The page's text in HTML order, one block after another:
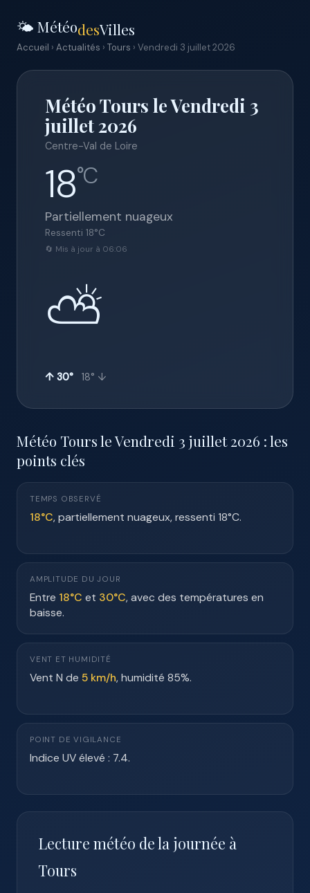
🌤️ MétéodesVilles
Accueil › Actualités › Tours › Vendredi 3 juillet 2026
Météo Tours le Vendredi 3
juillet 2026
Centre-Val de Loire
18°C
Partiellement nuageux
Ressenti 18°C
🔄 Mis à jour à 06:06
⛅
↑ 30° 18° ↓
Météo Tours le Vendredi 3 juillet 2026 : les
points clés
TEMPS OBSERVÉ
18°C, partiellement nuageux, ressenti 18°C.
AMPLITUDE DU JOUR
Entre 18°C et 30°C, avec des températures en
baisse.
VENT ET HUMIDITÉ
Vent N de 5 km/h, humidité 85%.
POINT DE VIGILANCE
Indice UV élevé : 7.4.
Lecture météo de la journée à
Tours